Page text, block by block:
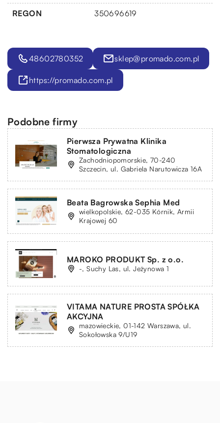
REGON 350696619
48602780352 sklep@promado.com.pl
https://promado.com.pl
Podobne firmy
Pierwsza Prywatna Klinika
Stomatologiczna
Zachodniopomorskie, 70-240
Szczecin, ul. Gabriela Narutowicza 16A
Beata Bagrowska Sephia Med
wielkopolskie, 62-035 Kórnik, Armii
Krajowej 60
MAROKO PRODUKT Sp. z o.o.
-, Suchy Las, ul. Jeżynowa 1
VITAMA NATURE PROSTA SPÓŁKA
AKCYJNA
mazowieckie, 01-142 Warszawa, ul.
Sokołowska 9/U19